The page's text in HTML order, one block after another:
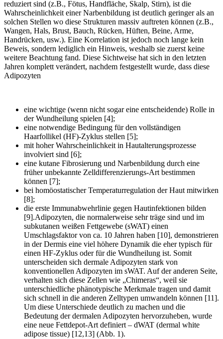
reduziert sind (z.B., Fötus, Handfläche, Skalp, Stirn), ist die
Wahrscheinlichkeit einer Narbenbildung ist deutlich geringer als an
solchen Stellen wo diese Strukturen massiv auftreten können (z.B.,
Wangen, Hals, Brust, Bauch, Rücken, Hüften, Beine, Arme,
Handrücken, usw.). Eine Korrelation ist jedoch noch lange kein
Beweis, sondern lediglich ein Hinweis, weshalb sie zuerst keine
weitere Beachtung fand. Diese Sichtweise hat sich in den letzten
Jahren komplett verändert, nachdem festgestellt wurde, dass diese
Adipozyten
eine wichtige (wenn nicht sogar eine entscheidende) Rolle in
der Wundheilung spielen [4];
eine notwendige Bedingung für den vollständigen
Haarfollikel (HF)-Zyklus stellen [5];
mit hoher Wahrscheinlichkeit in Hautalterungsprozesse
involviert sind [6];
eine kutane Fibrosierung und Narbenbildung durch eine
früher unbekannte Zelldifferenzierungs-Art bestimmen
können [7];
bei homöostatischer Temperaturregulation der Haut mitwirken
[8];
die erste Immunabwehrlinie gegen Hautinfektionen bilden
[9].Adipozyten, die normalerweise sehr träge sind und im
subkutanen weißen Fettgewebe (sWAT) einen
Umschlagsfaktor von ca. 10 Jahren haben [10], demonstrieren
in der Dermis eine viel höhere Dynamik die eher typisch für
einen HF-Zyklus oder für die Wundheilung ist. Somit
unterscheiden sich dermale Adipozyten stark von
konventionellen Adipozyten im sWAT. Auf der anderen Seite,
verhalten sich diese Zellen wie „Chimeras“, weil sie
unterschiedliche phänotypische Merkmale tragen und damit
sich schnell in die anderen Zelltypen umwandeln können [11].
Um diese Unterschiede deutlich zu machen und die
Bedeutung der dermalen Adipozyten hervorzuheben, wurde
eine neue Fettdepot-Art definiert – dWAT (dermal white
adipose tissue) [12,13] (Abb. 1).